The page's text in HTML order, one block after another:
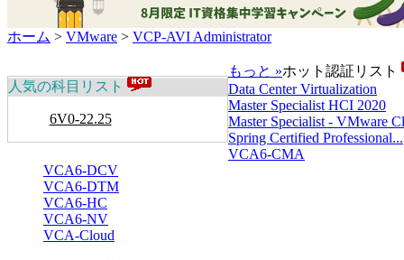
ホーム > VMware > VCP-AVI Administrator
人気の科目リスト
6V0-22.25
もっと »ホット認証リスト
Data Center Virtualization
Master Specialist HCI 2020
Master Specialist - VMware
Spring Certified Professional...
VCA6-CMA
VCA6-DCV
VCA6-DTM
VCA6-HC
VCA6-NV
VCA-Cloud